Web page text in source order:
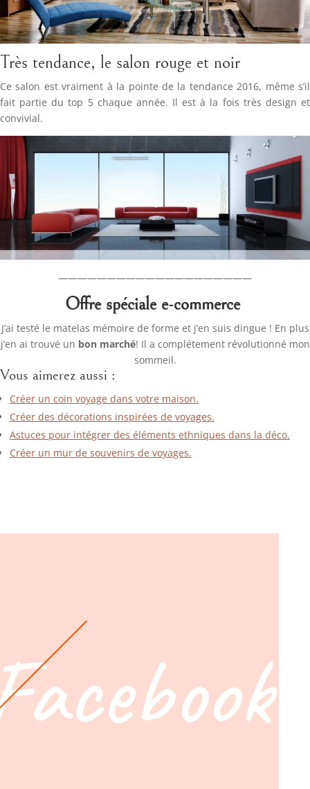
Très tendance, le salon rouge et noir
Ce salon est vraiment à la pointe de la tendance 2016, même s’il
fait partie du top 5 chaque année. Il est à la fois très design et
convivial.
————————————————————
Offre spéciale e-commerce
J’ai testé le matelas mémoire de forme et j’en suis dingue ! En plus
j’en ai trouvé un bon marché! Il a complétement révolutionné mon
sommeil.
Vous aimerez aussi :
Créer un coin voyage dans votre maison.
Créer des décorations inspirées de voyages.
Astuces pour intégrer des éléments ethniques dans la déco.
Créer un mur de souvenirs de voyages.